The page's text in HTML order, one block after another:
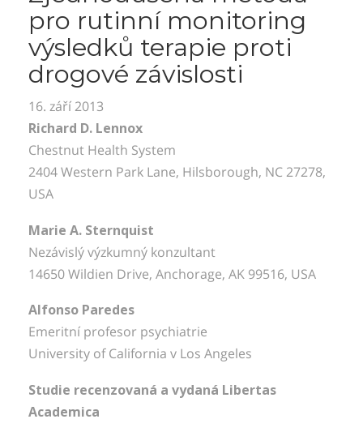
pro rutinní monitoring
výsledků terapie proti
drogové závislosti
16. září 2013
Richard D. Lennox
Chestnut Health System
2404 Western Park Lane, Hilsborough, NC 27278,
USA
Marie A. Sternquist
Nezávislý výzkumný konzultant
14650 Wildien Drive, Anchorage, AK 99516, USA
Alfonso Paredes
Emeritní profesor psychiatrie
University of California v Los Angeles
Studie recenzovaná a vydaná Libertas
Academica